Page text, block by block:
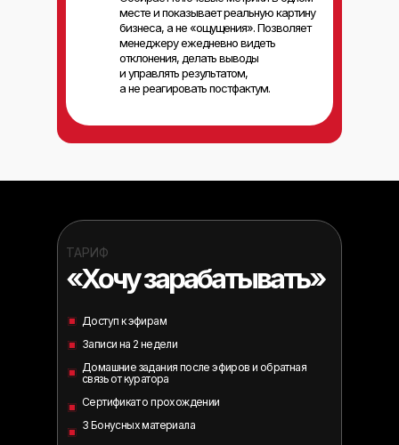
месте и показывает реальную картину
бизнеса, а не «ощущения». Позволяет
менеджеру ежедневно видеть
отклонения, делать выводы
и управлять результатом,
а не реагировать постфактум.
ТАРИФ
«Хочу зарабатывать»
Доступ к эфирам
Записи на 2 недели
Домашние задания после эфиров и обратная
связь от куратора
Сертификат о прохождении
3 Бонусных материала